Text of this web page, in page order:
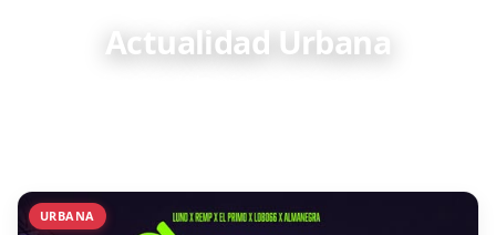
Actualidad Urbana
URBANA